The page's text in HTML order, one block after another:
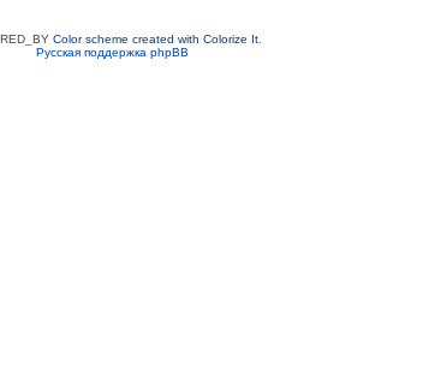
Color scheme created with Colorize It.
Русская поддержка phpBB